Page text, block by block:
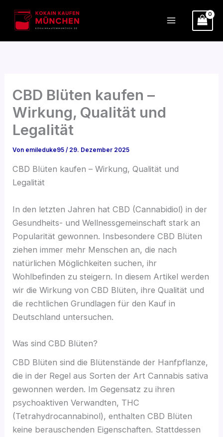
Inhalt
springen
CBD Blüten kaufen –
Wirkung, Qualität und
Legalität
Von emileduke95/ 29. Dezember 2025
CBD Blüten kaufen – Wirkung, Qualität und
Legalität
In den letzten Jahren hat CBD (Cannabidiol) in der
Gesundheits- und Wellnessgemeinschaft stark an
Popularität gewonnen. Insbesondere CBD Blüten
ziehen immer mehr Menschen an, die nach
natürlichen Möglichkeiten suchen, ihr
Wohlbefinden zu steigern. In diesem Artikel werden
wir die Wirkung von CBD Blüten, ihre Qualität und
die rechtlichen Grundlagen für den Kauf in
Deutschland untersuchen.
Was sind CBD Blüten?
CBD Blüten sind die Blütenstände der Hanfpflanze,
die in der Regel aus Sorten der Art Cannabis sativa
gewonnen werden. Im Gegensatz zu ihren
psychoaktiven Verwandten, THC
(Tetrahydrocannabinol), enthalten CBD Blüten
keine berauschenden Eigenschaften. Stattdessen